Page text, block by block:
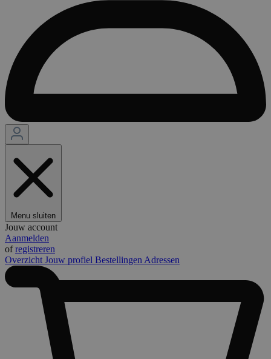
Menu sluiten
Jouw account
Aanmelden
ofregistreren
Overzicht Jouw profiel Bestellingen Adressen